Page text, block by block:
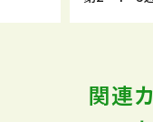
関連